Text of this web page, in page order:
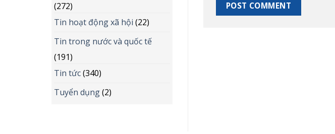
(272)
Tin hoạt động xã hội (22)
Tin trong nước và quốc tế
(191)
Tin tức(340)
Tuyển dụng(2)